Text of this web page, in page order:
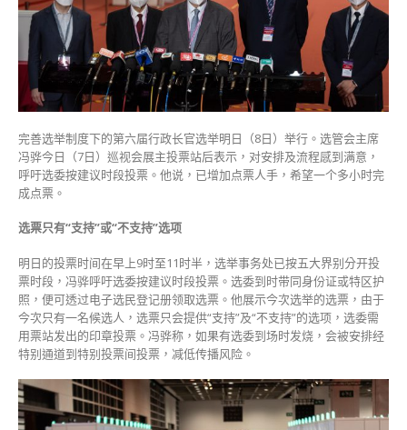
票
冯
骅：
点
票
约
需
1
小
时
暂
有
4
选
委
预
约
篙
湾
完善选举制度下的第六届行政长官选举明日（8日）举行。选管会主席
冯骅今日（7日）巡视会展主投票站后表示，对安排及流程感到满意，
呼吁选委按建议时段投票。他说，已增加点票人手，希望一个多小时完
成点票。
选票只有“支持”或“不支持”选项
明日的投票时间在早上9时至11时半，选举事务处已按五大界别分开投
票时段，冯骅呼吁选委按建议时段投票。选委到时带同身份证或特区护
照，便可透过电子选民登记册领取选票。他展示今次选举的选票，由于
今次只有一名候选人，选票只会提供“支持”及“不支持”的选项，选委需
用票站发出的印章投票。冯骅称，如果有选委到场时发烧，会被安排经
特别通道到特别投票间投票，减低传播风险。